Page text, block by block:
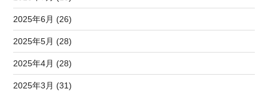
2025年6月 (26)
2025年5月 (28)
2025年4月 (28)
2025年3月 (31)